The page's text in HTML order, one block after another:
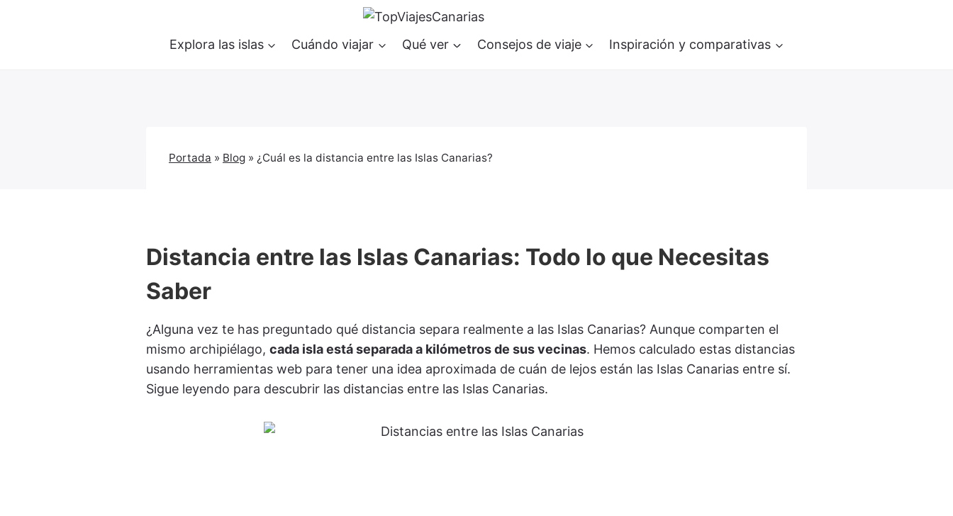
Explora las islas Cuándo viajar Qué ver Consejos de viaje Inspiración y comparativas
Portada » Blog » ¿Cuál es la distancia entre las Islas Canarias?
Distancia entre las Islas Canarias: Todo lo que Necesitas
Saber
¿Alguna vez te has preguntado qué distancia separa realmente a las Islas Canarias? Aunque comparten el
mismo archipiélago, cada isla está separada a kilómetros de sus vecinas. Hemos calculado estas distancias
usando herramientas web para tener una idea aproximada de cuán de lejos están las Islas Canarias entre sí.
Sigue leyendo para descubrir las distancias entre las Islas Canarias.